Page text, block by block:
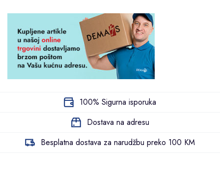
100% Sigurna isporuka
Dostava na adresu
Besplatna dostava za narudžbu preko 100 KM